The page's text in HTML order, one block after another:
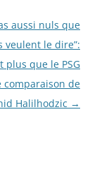
aussi nuls que
veulent le dire”:
plus que le PSG
comparaison de
Halilhodzic →